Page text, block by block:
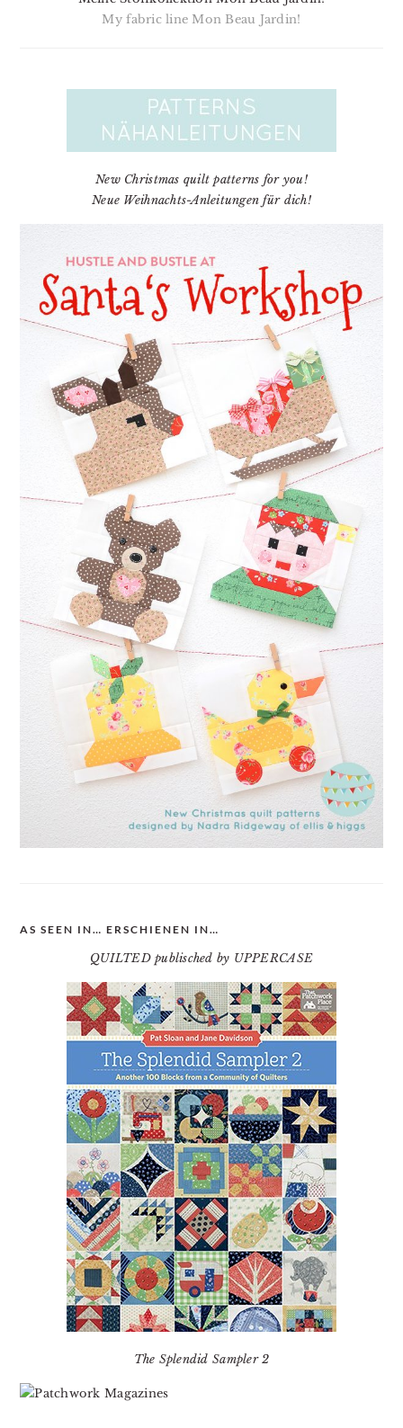
My fabric line Mon Beau Jardin!
New Christmas quilt patterns for you!
Neue Weihnachts-Anleitungen für dich!
AS SEEN IN… ERSCHIENEN IN…
QUILTED publisched by UPPERCASE
The Splendid Sampler 2